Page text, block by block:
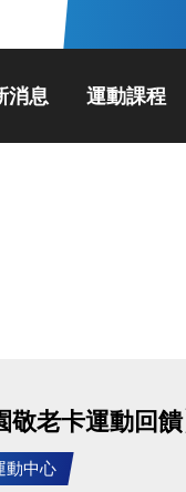
消息 運動課程
敬老卡運動回
動中心